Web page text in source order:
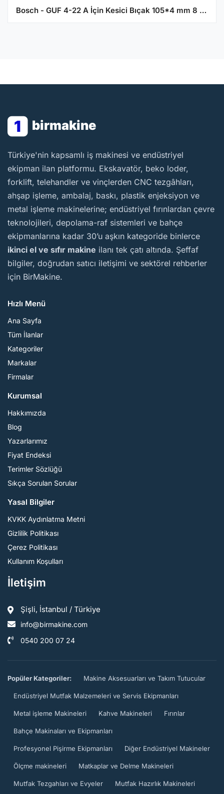
Bosch - GUF 4-22 A İçin Kesici Bıçak 105*4 mm 8 Diş
1 birmakine
BirMakine
Türkiye'nin kapsamlı iş makinesi ve endüstriyel
ekipman ilan platformu. Ekskavatör, beko loder,
forklift, telehandler ve vinçlerden CNC tezgâhları,
ahşap işleme, ambalaj, baskı, plastik enjeksiyon ve
metal işleme makinelerine; endüstriyel fırınlardan çevre
teknolojileri, depolama-raf sistemleri ve bahçe
ekipmanlarına kadar 30’u aşkın kategoride binlerce
ikinci el ve sıfır makine ilanı tek çatı altında. Şeffaf
bilgiler, doğrudan satıcı iletişimi ve sektörel rehberler
için BirMakine.
Hızlı Menü
Ana Sayfa
Tüm İlanlar
Kategoriler
Markalar
Firmalar
Kurumsal
Hakkımızda
Blog
Yazarlarımız
Fiyat Endeksi
Terimler Sözlüğü
Sıkça Sorulan Sorular
Yasal Bilgiler
KVKK Aydınlatma Metni
Gizlilik Politikası
Çerez Politikası
Kullanım Koşulları
İletişim
Şişli, İstanbul / Türkiye
info@birmakine.com
0540 200 07 24
Popüler Kategoriler: Makine Aksesuarları ve Takım Tutucular
Endüstriyel Mutfak Malzemeleri ve Servis Ekipmanları
Metal işleme Makineleri Kahve Makineleri Fırınlar
Bahçe Makinaları ve Ekipmanları
Profesyonel Pişirme Ekipmanları Diğer Endüstriyel Makineler
Ölçme makineleri Matkaplar ve Delme Makineleri
Mutfak Tezgahları ve Evyeler Mutfak Hazırlık Makineleri